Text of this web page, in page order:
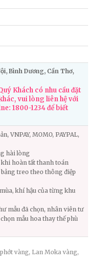
Bình Dương, Cần Thơ,
Khách có nhu cầu đặt
vui lòng liên hệ với
1800-1234 để biết
VNPAY, MOMO, PAYPAL,
hài lòng
hoàn tất thanh toán
treo theo thông điệp
khí hậu của từng khu
mẫu đã chọn, nhân viên tư
mẫu hoa thay thế phù
vàng, Lan Moka vàng,